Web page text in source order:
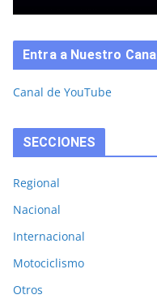
Entra a Nuestro Canal
Canal de YouTube
SECCIONES
Regional
Nacional
Internacional
Motociclismo
Otros